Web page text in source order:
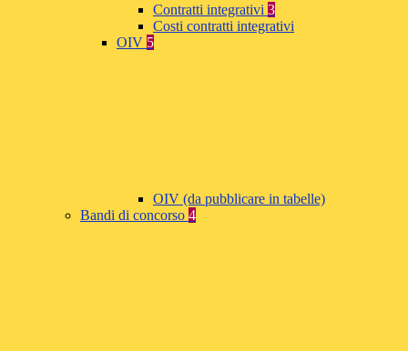
Contratti integrativi 3
Costi contratti integrativi
OIV 5
OIV (da pubblicare in tabelle)
Bandi di concorso 4